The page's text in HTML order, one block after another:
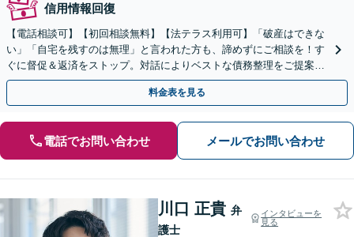
信用情報回復
【電話相談可】【初回相談無料】【法テラス利用可】「破産はできな
い」「自宅を残すのは無理」と言われた方も、諦めずにご相談を！す
ぐに督促＆返済をストップ。対話によりベストな債務整理をご提案し
ます。法人破産も実績多数【完全個室】【大宮駅3分】
料金表を見る
電話でお問い合わせ メールでお問い合わせ
川口 正貴 弁
護士
インタビューを
見る